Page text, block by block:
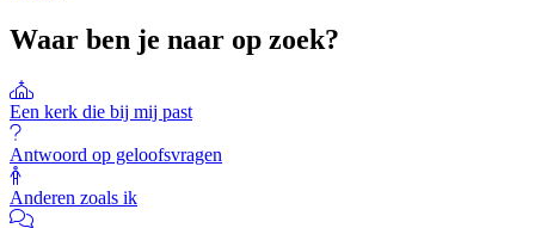
Waar ben je naar op zoek?
Een kerk die bij mij past
Antwoord op geloofsvragen
Anderen zoals ik